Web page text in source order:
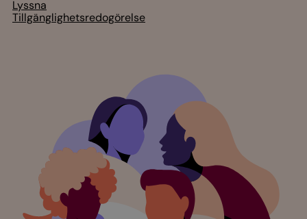
Digitalt brev
Telefon 112
Svenska kyrkan
Hitta församling
Bli medlem
Lediga jobb
Ge en gåva
Organisation
Act Svenska kyrkan
Svenska kyrkan i utlandet